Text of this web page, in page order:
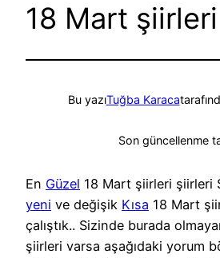
18 Mart şiirleri
Bu yazıTuğba Karaca
Son güncellenme
En Güzel 18 Mart şiirleri şiirleri
yeni ve değişik Kısa 18 Mart
çalıştık.. Sizinde burada
şiirleri varsa aşağıdaki yorum